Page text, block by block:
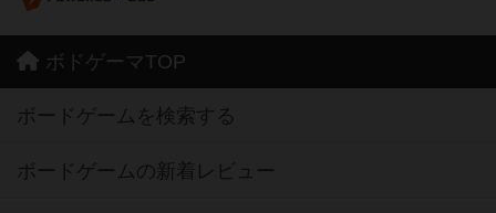
ボドゲーマTOP
ボードゲームを検索する
ボードゲームの新着レビュー